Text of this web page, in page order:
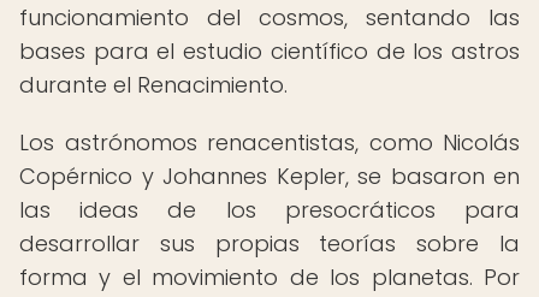
funcionamiento del cosmos, sentando las
bases para el estudio científico de los astros
durante el Renacimiento.
Los astrónomos renacentistas, como Nicolás
Copérnico y Johannes Kepler, se basaron en
las ideas de los presocráticos para
desarrollar sus propias teorías sobre la
forma y el movimiento de los planetas. Por